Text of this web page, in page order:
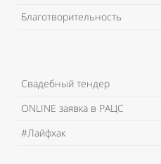
Благотворительность
Свадебный тендер
ONLINE заявка в РАЦС
#Лайфхак